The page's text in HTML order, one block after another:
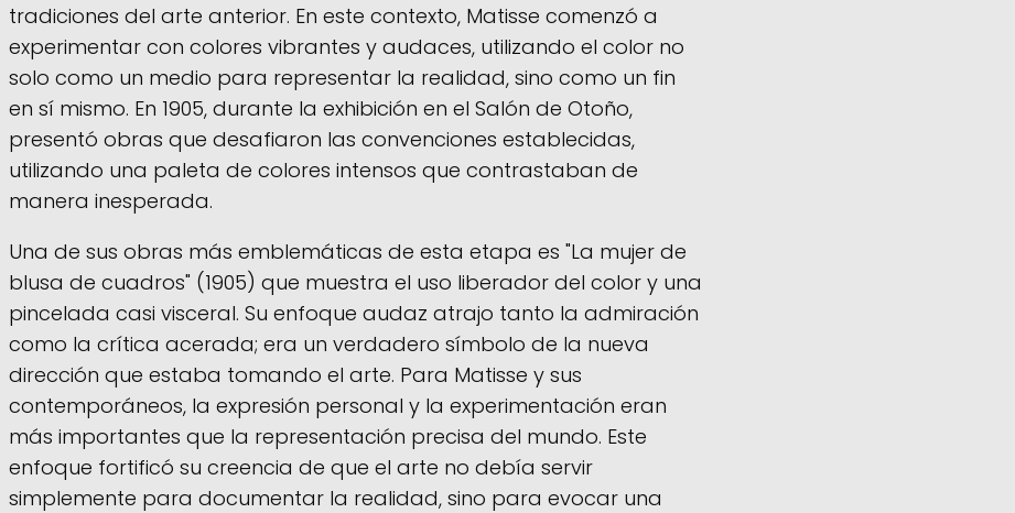
tradiciones del arte anterior. En este contexto, Matisse comenzó a
experimentar con colores vibrantes y audaces, utilizando el color no
solo como un medio para representar la realidad, sino como un fin
en sí mismo. En 1905, durante la exhibición en el Salón de Otoño,
presentó obras que desafiaron las convenciones establecidas,
utilizando una paleta de colores intensos que contrastaban de
manera inesperada.
Una de sus obras más emblemáticas de esta etapa es "La mujer de
blusa de cuadros" (1905) que muestra el uso liberador del color y una
pincelada casi visceral. Su enfoque audaz atrajo tanto la admiración
como la crítica acerada; era un verdadero símbolo de la nueva
dirección que estaba tomando el arte. Para Matisse y sus
contemporáneos, la expresión personal y la experimentación eran
más importantes que la representación precisa del mundo. Este
enfoque fortificó su creencia de que el arte no debía servir
simplemente para documentar la realidad, sino para evocar una